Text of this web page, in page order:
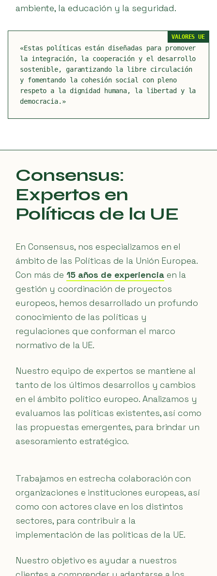
ambiente, la educación y la seguridad.
VALORES UE
«Estas políticas están diseñadas para promover
la integración, la cooperación y el desarrollo
sostenible, garantizando la libre circulación
y fomentando la cohesión social con pleno
respeto a la dignidad humana, la libertad y la
democracia.»
Consensus:
Expertos en
Políticas de la UE
En Consensus, nos especializamos en el
ámbito de las Políticas de la Unión Europea.
Con más de 15 años de experienciaen la
gestión y coordinación de proyectos
europeos, hemos desarrollado un profundo
conocimiento de las políticas y
regulaciones que conforman el marco
normativo de la UE.
Nuestro equipo de expertos se mantiene al
tanto de los últimos desarrollos y cambios
en el ámbito político europeo. Analizamos y
evaluamos las políticas existentes, así como
las propuestas emergentes, para brindar un
asesoramiento estratégico.
Trabajamos en estrecha colaboración con
organizaciones e instituciones europeas, así
como con actores clave en los distintos
sectores, para contribuir a la
implementación de las políticas de la UE.
Nuestro objetivo es ayudar a nuestros